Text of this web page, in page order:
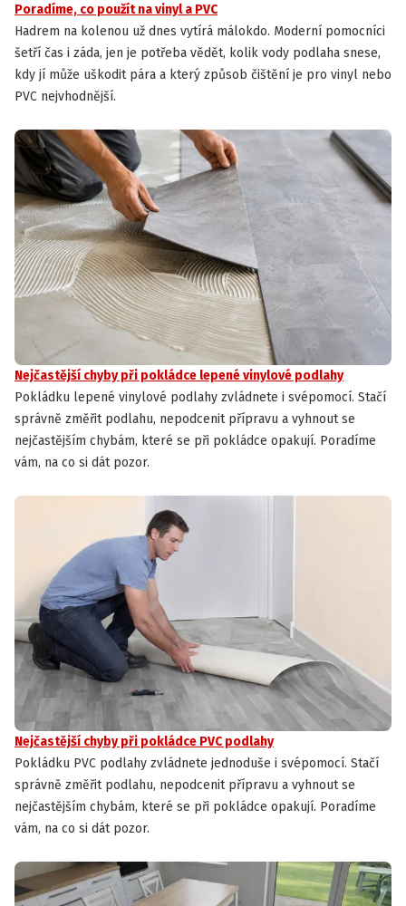
Poradíme, co použít na vinyl a PVC
Hadrem na kolenou už dnes vytírá málokdo. Moderní pomocníci
šetří čas i záda, jen je potřeba vědět, kolik vody podlaha snese,
kdy jí může uškodit pára a který způsob čištění je pro vinyl nebo
PVC nejvhodnější.
Nejčastější chyby při pokládce lepené vinylové podlahy
Pokládku lepené vinylové podlahy zvládnete i svépomocí. Stačí
správně změřit podlahu, nepodcenit přípravu a vyhnout se
nejčastějším chybám, které se při pokládce opakují. Poradíme
vám, na co si dát pozor.
Nejčastější chyby při pokládce PVC podlahy
Pokládku PVC podlahy zvládnete jednoduše i svépomocí. Stačí
správně změřit podlahu, nepodcenit přípravu a vyhnout se
nejčastějším chybám, které se při pokládce opakují. Poradíme
vám, na co si dát pozor.